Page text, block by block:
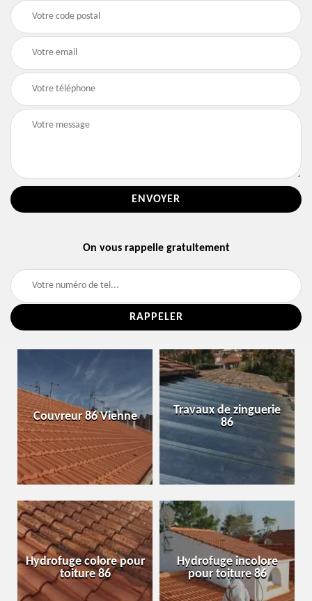
On vous rappelle gratuitement
Couvreur 86 Vienne
Travaux de zinguerie
86
Hydrofuge colore pour
toiture 86
Hydrofuge incolore
pour toiture 86